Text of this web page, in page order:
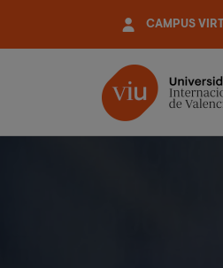
contenido
CAMPUS